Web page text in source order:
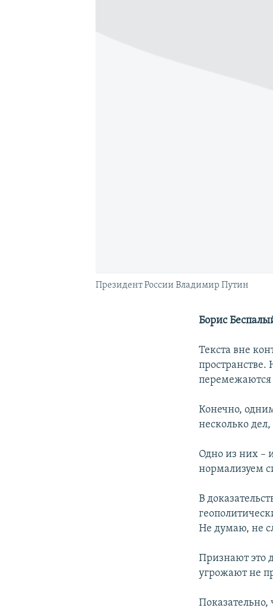
Президент России Владимир Путин
Борис
Текста вне
перемежаются
Конечно,
несколько
Одно из них –
нормализуем
В
Не думаю, не
Признают это
угрожают не
Показательно,